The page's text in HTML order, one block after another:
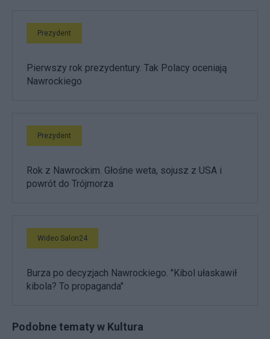
Prezydent
Pierwszy rok prezydentury. Tak Polacy oceniają
Nawrockiego
Prezydent
Rok z Nawrockim. Głośne weta, sojusz z USA i
powrót do Trójmorza
Wideo Salon24
Burza po decyzjach Nawrockiego. "Kibol ułaskawił
kibola? To propaganda"
Podobne tematy w Kultura